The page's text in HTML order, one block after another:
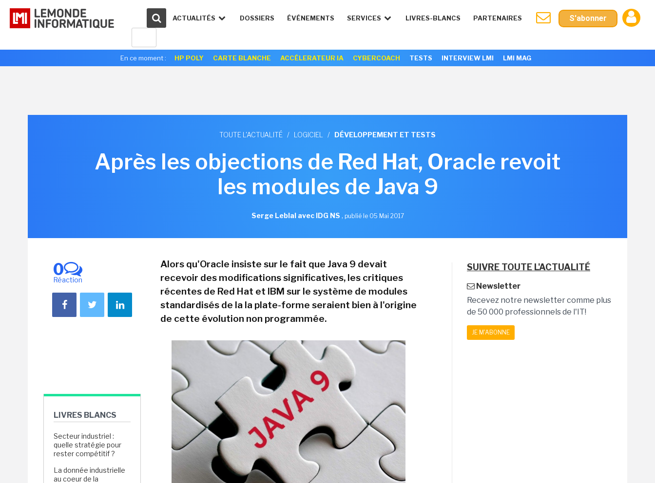
ACTUALITÉS DOSSIERS ÉVÉNEMENTS SERVICES LIVRES-BLANCS PARTENAIRES S'abonner
En ce moment : HP POLY CARTE BLANCHE ACCÉLERATEUR IA CYBERCOACH TESTS INTERVIEW LMI LMI MAG
TOUTE L'ACTUALITÉ / LOGICIEL / DÉVELOPPEMENT ET TESTS
Après les objections de Red Hat, Oracle revoit
les modules de Java 9
Serge Leblal avec IDG NS , publié le 05 Mai 2017
0
Réaction
LIVRES BLANCS
Secteur industriel :
quelle stratégie pour
rester compétitif ?
La donnée industrielle
au coeur de la
Alors qu'Oracle insiste sur le fait que Java 9 devait
recevoir des modifications significatives, les critiques
récentes de Red Hat et IBM sur le système de modules
standardisés de la la plate-forme seraient bien à l'origine
de cette évolution non programmée.
SUIVRE TOUTE L'ACTUALITÉ
Newsletter
Recevez notre newsletter comme plus
de 50 000 professionnels de l'IT!
JE M'ABONNE